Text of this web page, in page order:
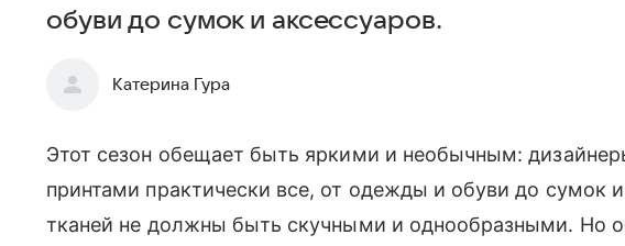
обуви до сумок и аксессуаров.
Катерина Гура
Этот сезон обещает быть яркими и необычным:
принтами практически все, от одежды и обуви до сумок
тканей не должны быть скучными и однообразными. Но